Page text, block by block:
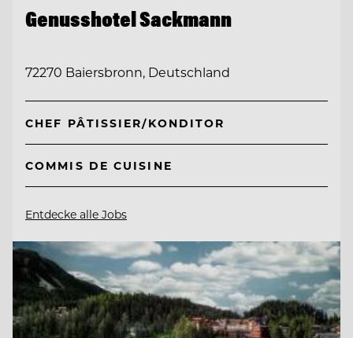
Genusshotel Sackmann
72270 Baiersbronn, Deutschland
CHEF PÂTISSIER/KONDITOR
COMMIS DE CUISINE
Entdecke alle Jobs